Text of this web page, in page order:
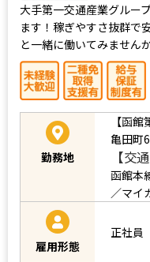
大手第一交通産業グルー
ます！稼ぎやすさ抜群で
と一緒に働いてみません
勤務地
【函
亀田町
【交
函館本
／マイ
雇用形態
正社員